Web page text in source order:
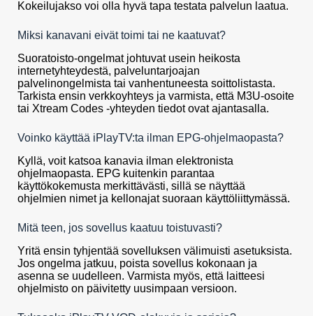
Kokeilujakso voi olla hyvä tapa testata palvelun laatua.
Miksi kanavani eivät toimi tai ne kaatuvat?
Suoratoisto-ongelmat johtuvat usein heikosta
internetyhteydestä, palveluntarjoajan
palvelinongelmista tai vanhentuneesta soittolistasta.
Tarkista ensin verkkoyhteys ja varmista, että M3U-osoite
tai Xtream Codes -yhteyden tiedot ovat ajantasalla.
Voinko käyttää iPlayTV:ta ilman EPG-ohjelmaopasta?
Kyllä, voit katsoa kanavia ilman elektronista
ohjelmaopasta. EPG kuitenkin parantaa
käyttökokemusta merkittävästi, sillä se näyttää
ohjelmien nimet ja kellonajat suoraan käyttöliittymässä.
Mitä teen, jos sovellus kaatuu toistuvasti?
Yritä ensin tyhjentää sovelluksen välimuisti asetuksista.
Jos ongelma jatkuu, poista sovellus kokonaan ja
asenna se uudelleen. Varmista myös, että laitteesi
ohjelmisto on päivitetty uusimpaan versioon.